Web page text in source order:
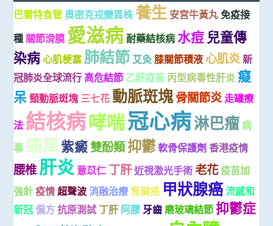
巴雷特食管 奧密克戎變異株養生 安宮牛黃丸 免疫接
種 關節滑膜 愛滋病 耐藥結核病 水痘 兒童傳
染病 心肌梗塞 肺結節 艾灸 膝關節積液 心肌炎新
冠肺炎全球流行 高危結節 乙肝疫苗 丙型病毒性肝炎 癡
呆 頸動脈斑塊 三七花 動脈斑塊骨關節炎 走罐療
法 結核病哮喘冠心病淋巴瘤 病
毒 痛風紫癜雙酚類抑鬱軟骨保護劑 香港疫情
腰椎肝炎 薏苡仁 丁肝近視激光手術 老花疫苗加
強針 疫情 超聲波 消融治療 腎臟癌 甲狀腺癌 流感和
新冠 偏方 抗原測試 丁肝 阿膠 牙齒 磨玻璃結節 抑鬱症